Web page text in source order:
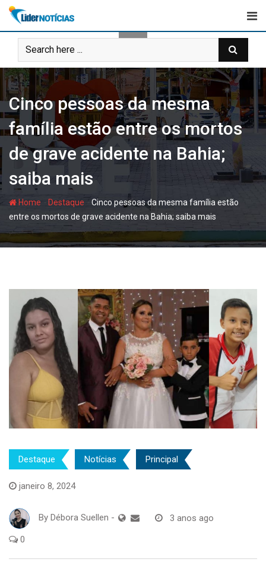
Skip
content
Cinco pessoas da mesma
família estão entre os mortos
de grave acidente na Bahia;
saiba mais
Home Destaque -Cinco pessoas da mesma família estão
entre os mortos de grave acidente na Bahia; saiba mais
Destaque Notícias Principal
janeiro 8, 2024
By Débora Suellen - 3 anos ago
0